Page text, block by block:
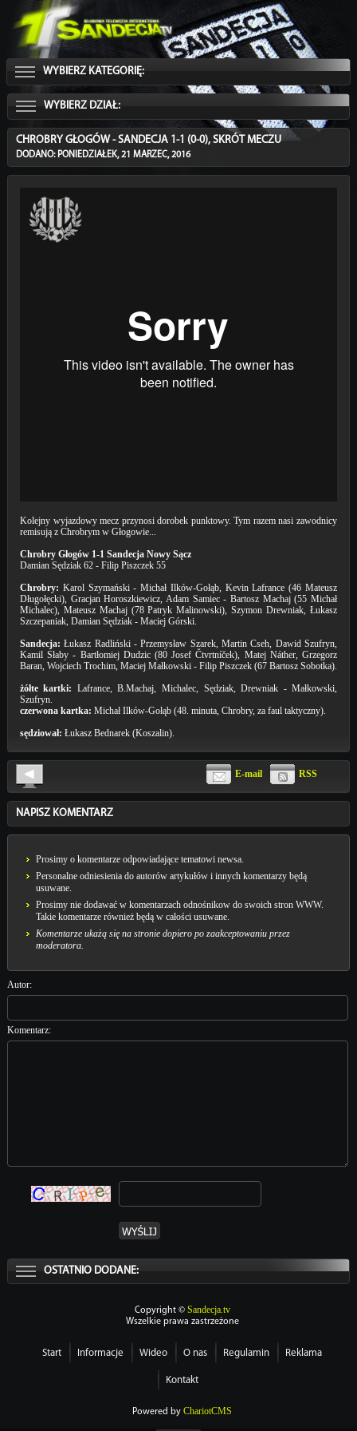
WYBIERZ KATEGORIĘ:
WYBIERZ DZIAŁ:
CHROBRY GŁOGÓW - SANDECJA 1-1 (0-0), SKRÓT MECZU
DODANO: PONIEDZIAŁEK, 21 MARZEC, 2016
Kolejny wyjazdowy mecz przynosi dorobek punktowy. Tym razem nasi zawodnicy
remisują z Chrobrym w Głogowie...
Chrobry Głogów 1-1 Sandecja Nowy Sącz
Damian Sędziak 62 - Filip Piszczek 55
Chrobry: Karol Szymański - Michał Ilków-Gołąb, Kevin Lafrance (46 Mateusz
Długołęcki), Gracjan Horoszkiewicz, Adam Samiec - Bartosz Machaj (55 Michał
Michalec), Mateusz Machaj (78 Patryk Malinowski), Szymon Drewniak, Łukasz
Szczepaniak, Damian Sędziak - Maciej Górski.
Sandecja: Łukasz Radliński - Przemysław Szarek, Martin Cseh, Dawid Szufryn,
Kamil Słaby - Bartłomiej Dudzic (80 Josef Čtvrtníček), Matej Náther, Grzegorz
Baran, Wojciech Trochim, Maciej Małkowski - Filip Piszczek (67 Bartosz Sobotka).
żółte kartki: Lafrance, B.Machaj, Michalec, Sędziak, Drewniak - Małkowski,
Szufryn.
czerwona kartka: Michał Ilków-Gołąb (48. minuta, Chrobry, za faul taktyczny).
sędziował: Łukasz Bednarek (Koszalin).
E-mail RSS
NAPISZ KOMENTARZ
Prosimy o komentarze odpowiadające tematowi newsa.
Personalne odniesienia do autorów artykułów i innych komentarzy będą
usuwane.
Prosimy nie dodawać w komentarzach odnośnikow do swoich stron WWW.
Takie komentarze również będą w całości usuwane.
Komentarze ukażą się na stronie dopiero po zaakceptowaniu przez
moderatora.
Autor:
Komentarz:
OSTATNIO DODANE:
Copyright © Sandecja.tv
Wszelkie prawa zastrzeżone
Start Informacje Wideo O nas Regulamin Reklama
Kontakt
Powered byChariotCMS